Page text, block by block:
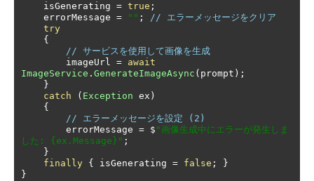
    isGenerating
= true ;
    errorMessage
= "" ;
// エラーメッセージをクリア
try
{
// サービスを使用して画像を生成
        imageUrl
= await
ImageService . GenerateImageAsync ( prompt );
}
catch
( Exception ex )
{
// エラーメッセージを設定 (2)
        errorMessage
= $ "画像生成中にエラーが発生しま
した: {ex.Message}" ;
}
finally
{ isGenerating = false ;
}
}